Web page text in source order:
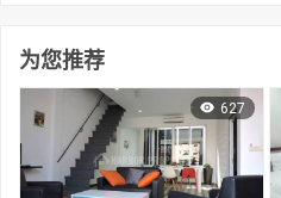
为您推荐
627